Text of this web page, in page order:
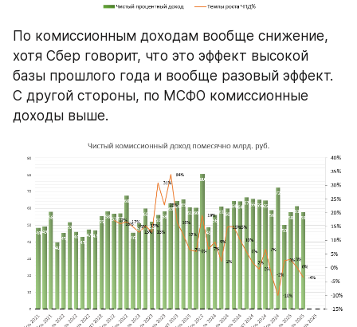
По комиссионным доходам вообще снижение,
хотя Сбер говорит, что это эффект высокой
базы прошлого года и вообще разовый эффект.
С другой стороны, по МСФО комиссионные
доходы выше.